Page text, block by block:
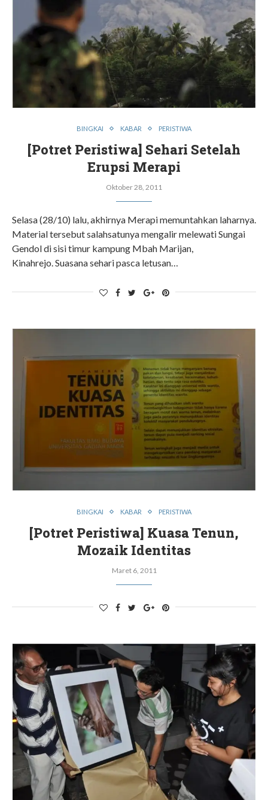
BINGKAI KABAR PERISTIWA
[Potret Peristiwa] Sehari Setelah
Erupsi Merapi
Oktober 28, 2011
Selasa (28/10) lalu, akhirnya Merapi memuntahkan laharnya.
Material tersebut salahsatunya mengalir melewati Sungai
Gendol di sisi timur kampung Mbah Marijan,
Kinahrejo. Suasana sehari pasca letusan…
BINGKAI KABAR PERISTIWA
[Potret Peristiwa] Kuasa Tenun,
Mozaik Identitas
Maret 6, 2011